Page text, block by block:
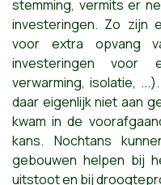
stemming, vermits er
investeringen. Zo zijn
voor extra opvang
investeringen voor
verwarming, isolatie,
daar eigenlijk niet aan
kwam in de
kans. Nochtans
gebouwen helpen bij
uitstoot en bij